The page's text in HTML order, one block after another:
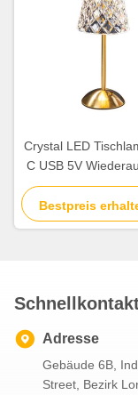
Crystal LED
C USB 5V
Touch Drei-
Tischlampe
Bestpreis
Adresse
Gebäude 6B,
Street, Bezirk